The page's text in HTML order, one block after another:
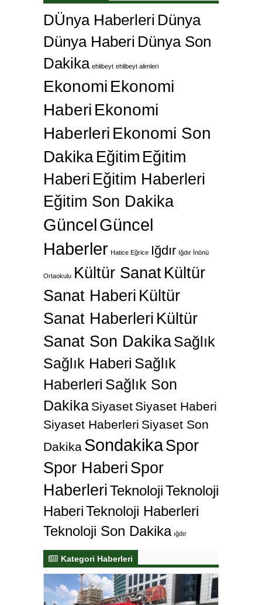
DÜnya Haberleri Dünya
Dünya Haberi Dünya Son
Dakika ehlibeyt ehlibeyt alimleri
Ekonomi Ekonomi
Haberi Ekonomi
Haberleri Ekonomi Son
Dakika Eğitim Eğitim
Haberi Eğitim Haberleri
Eğitim Son Dakika
GüncelGüncel
Haberler Hatice Eğrice Iğdır Iğdır İnönü
Ortaokulu Kültür SanatKültür
Sanat Haberi Kültür
Sanat Haberleri Kültür
Sanat Son DakikaSağlık
Sağlık Haberi Sağlık
Haberleri Sağlık Son
Dakika Siyaset Siyaset Haberi
Siyaset Haberleri Siyaset Son
Dakika SondakikaSpor
Spor Haberi Spor
HaberleriTeknolojiTeknoloji
HaberiTeknoloji Haberleri
Teknoloji Son Dakika ığdır
Kategori Haberleri